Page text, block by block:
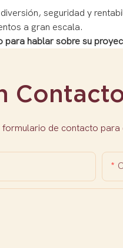
seguridad y
a gran escala.
hablar sobre su
de contacto